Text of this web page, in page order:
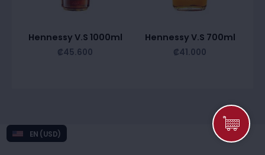
Hennessy V.S 1000ml
₡45.600
Hennessy V.S 700ml
₡41.000
EN (USD)